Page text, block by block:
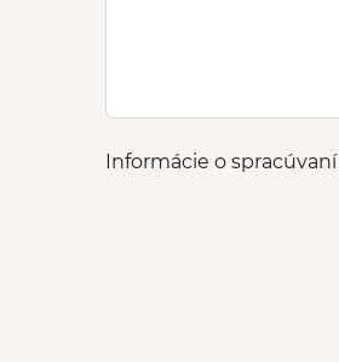
Informácie o spracúvaní